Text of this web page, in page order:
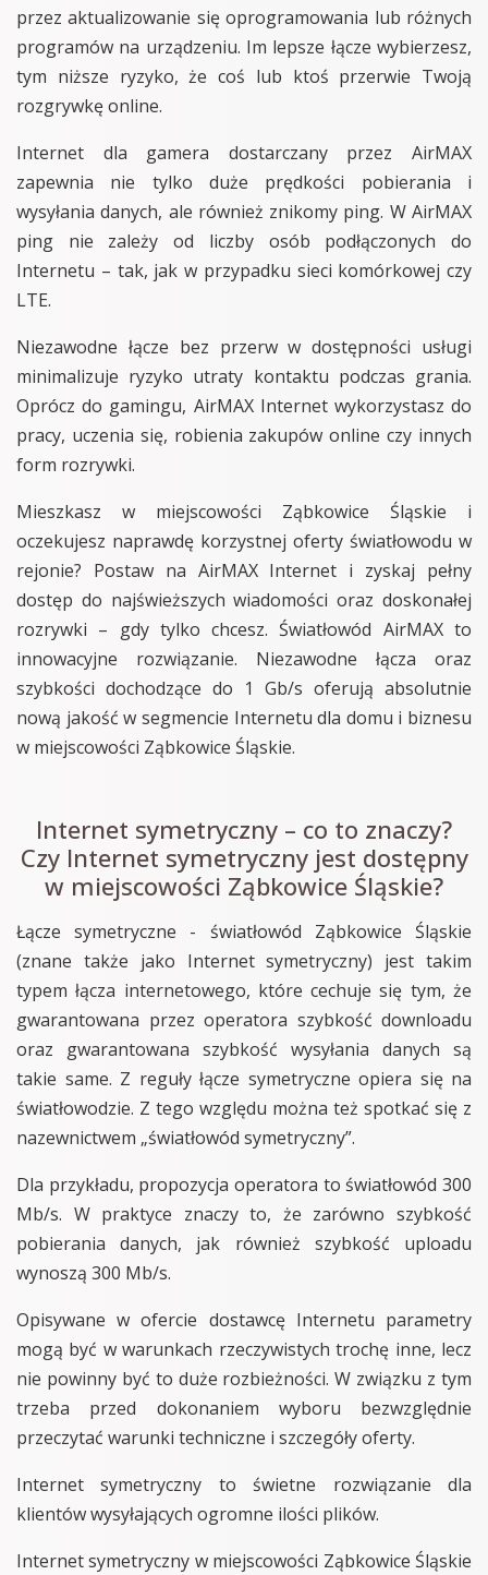
przez aktualizowanie się oprogramowania lub różnych
programów na urządzeniu. Im lepsze łącze wybierzesz,
tym niższe ryzyko, że coś lub ktoś przerwie Twoją
rozgrywkę online.
Internet dla gamera dostarczany przez AirMAX
zapewnia nie tylko duże prędkości pobierania i
wysyłania danych, ale również znikomy ping. W AirMAX
ping nie zależy od liczby osób podłączonych do
Internetu – tak, jak w przypadku sieci komórkowej czy
LTE.
Niezawodne łącze bez przerw w dostępności usługi
minimalizuje ryzyko utraty kontaktu podczas grania.
Oprócz do gamingu, AirMAX Internet wykorzystasz do
pracy, uczenia się, robienia zakupów online czy innych
form rozrywki.
Mieszkasz w miejscowości Ząbkowice Śląskie i
oczekujesz naprawdę korzystnej oferty światłowodu w
rejonie? Postaw na AirMAX Internet i zyskaj pełny
dostęp do najświeższych wiadomości oraz doskonałej
rozrywki – gdy tylko chcesz. Światłowód AirMAX to
innowacyjne rozwiązanie. Niezawodne łącza oraz
szybkości dochodzące do 1 Gb/s oferują absolutnie
nową jakość w segmencie Internetu dla domu i biznesu
w miejscowości Ząbkowice Śląskie.
Internet symetryczny – co to znaczy?
Czy Internet symetryczny jest dostępny
w miejscowości Ząbkowice Śląskie?
Łącze symetryczne - światłowód Ząbkowice Śląskie
(znane także jako Internet symetryczny) jest takim
typem łącza internetowego, które cechuje się tym, że
gwarantowana przez operatora szybkość downloadu
oraz gwarantowana szybkość wysyłania danych są
takie same. Z reguły łącze symetryczne opiera się na
światłowodzie. Z tego względu można też spotkać się z
nazewnictwem „światłowód symetryczny”.
Dla przykładu, propozycja operatora to światłowód 300
Mb/s. W praktyce znaczy to, że zarówno szybkość
pobierania danych, jak również szybkość uploadu
wynoszą 300 Mb/s.
Opisywane w ofercie dostawcę Internetu parametry
mogą być w warunkach rzeczywistych trochę inne, lecz
nie powinny być to duże rozbieżności. W związku z tym
trzeba przed dokonaniem wyboru bezwzględnie
przeczytać warunki techniczne i szczegóły oferty.
Internet symetryczny to świetne rozwiązanie dla
klientów wysyłających ogromne ilości plików.
Internet symetryczny w miejscowości Ząbkowice Śląskie